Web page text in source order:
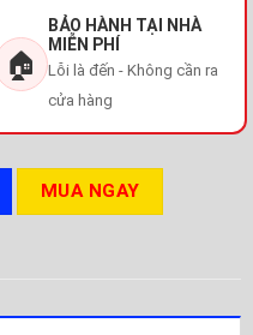
🏠
BẢO HÀNH TẠI NHÀ
MIỄN PHÍ
Lỗi là đến - Không cần ra
cửa hàng
MUA NGAY